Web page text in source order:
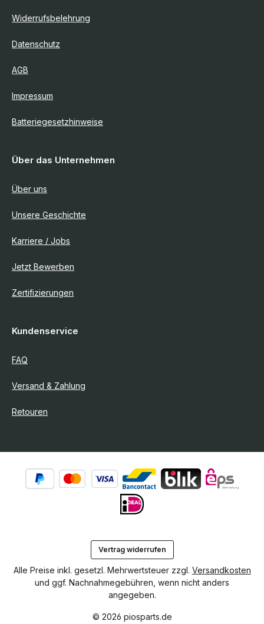
Widerrufsbelehrung
Datenschutz
AGB
Impressum
Batteriegesetzhinweise
Über das Unternehmen
Über uns
Unsere Geschichte
Karriere / Jobs
Jetzt Bewerben
Zertifizierungen
Kundenservice
FAQ
Versand & Zahlung
Retouren
Vertrag widerrufen
© 2026 piosparts.de
Alle Preise inkl. gesetzl. Mehrwertsteuer zzgl. Versandkosten
und ggf. Nachnahmegebühren, wenn nicht anders
angegeben.